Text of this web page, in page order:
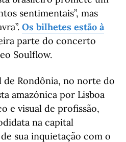
sentimentais”, mas
Os bilhetes estão à
parte do concerto
Soulflow.
de Rondônia, no norte do
amazónica por Lisboa
e visual de profissão,
na capital
sua inquietação com o